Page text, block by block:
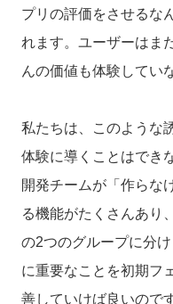
プリの評価をさせるな
れます。ユーザーはま
んの価値も体験してい
私たちは、このような
体験に導くことはでき
開発チームが「作らな
る機能がたくさんあり
の2つのグループに分
に重要なことを初期フ
善していけば良いのです